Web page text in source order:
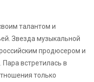
талантом и
Звезда музыкальной
продюсером и
встретилась в
только